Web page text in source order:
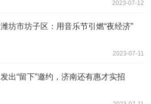
2023-07-12
潍坊市坊子区：用音乐节引燃“夜经济”
2023-07-11
发出“留下”邀约，济南还有惠才实招